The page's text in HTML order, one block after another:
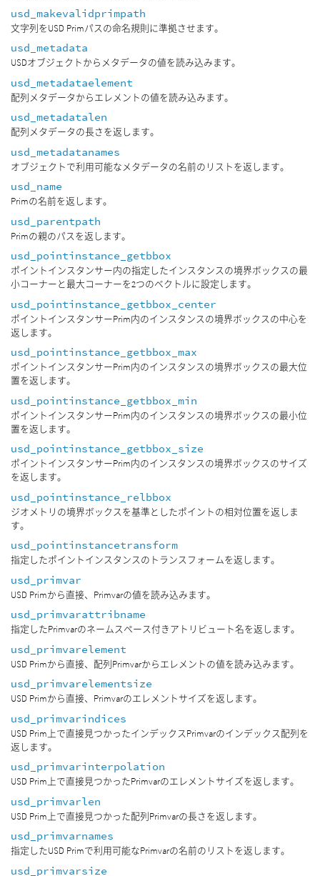
usd_makevalidprimpath
文字列をUSD Primパスの命名規則に準拠させます。
usd_metadata
USDオブジェクトからメタデータの値を読み込みます。
usd_metadataelement
配列メタデータからエレメントの値を読み込みます。
usd_metadatalen
配列メタデータの長さを返します。
usd_metadatanames
オブジェクトで利用可能なメタデータの名前のリストを返します。
usd_name
Primの名前を返します。
usd_parentpath
Primの親のパスを返します。
usd_pointinstance_getbbox
ポイントインスタンサー内の指定したインスタンスの境界ボックスの最
小コーナーと最大コーナーを2つのベクトルに設定します。
usd_pointinstance_getbbox_center
ポイントインスタンサーPrim内のインスタンスの境界ボックスの中心を
返します。
usd_pointinstance_getbbox_max
ポイントインスタンサーPrim内のインスタンスの境界ボックスの最大位
置を返します。
usd_pointinstance_getbbox_min
ポイントインスタンサーPrim内のインスタンスの境界ボックスの最小位
置を返します。
usd_pointinstance_getbbox_size
ポイントインスタンサーPrim内のインスタンスの境界ボックスのサイズ
を返します。
usd_pointinstance_relbbox
ジオメトリの境界ボックスを基準としたポイントの相対位置を返しま
す。
usd_pointinstancetransform
指定したポイントインスタンスのトランスフォームを返します。
usd_primvar
USD Primから直接、Primvarの値を読み込みます。
usd_primvarattribname
指定したPrimvarのネームスペース付きアトリビュート名を返します。
usd_primvarelement
USD Primから直接、配列Primvarからエレメントの値を読み込みます。
usd_primvarelementsize
USD Primから直接、Primvarのエレメントサイズを返します。
usd_primvarindices
USD Prim上で直接見つかったインデックスPrimvarのインデックス配列を
返します。
usd_primvarinterpolation
USD Prim上で直接見つかったPrimvarのエレメントサイズを返します。
usd_primvarlen
USD Prim上で直接見つかった配列Primvarの長さを返します。
usd_primvarnames
指定したUSD Primで利用可能なPrimvarの名前のリストを返します。
usd_primvarsize